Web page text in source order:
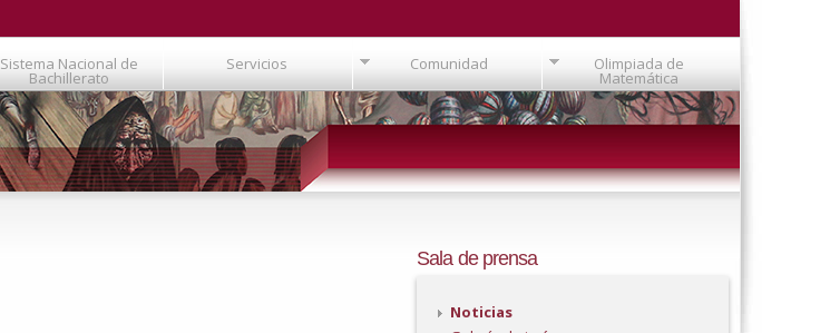
Sistema Nacional de
Bachillerato
Servicios Comunidad Olimpiada de
Matemática
Sala de prensa
Noticias